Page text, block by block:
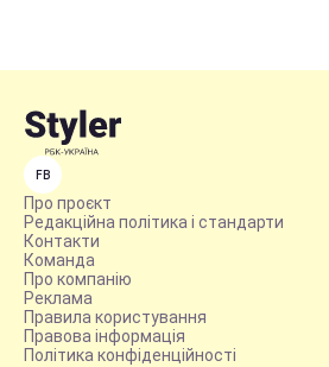
FB
Про проєкт
Редакційна політика і стандарти
Контакти
Команда
Про компанію
Реклама
Правила користування
Правова інформація
Політика конфіденційності